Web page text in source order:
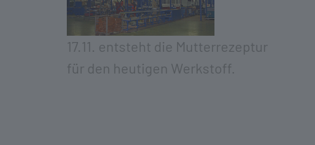
17.11. entsteht die Mutterrezeptur
für den heutigen Werkstoff.